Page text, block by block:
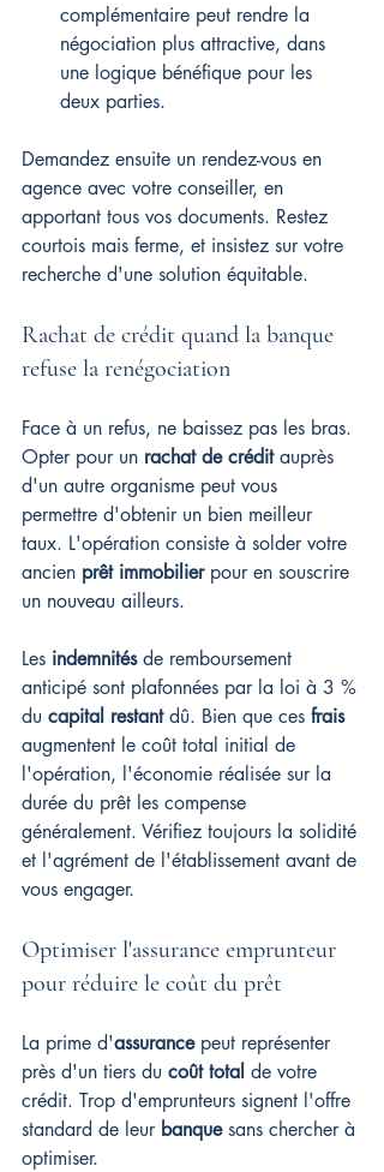
complémentaire peut rendre la
négociation plus attractive, dans
une logique bénéfique pour les
deux parties.
Demandez ensuite un rendez-vous en
agence avec votre conseiller, en
apportant tous vos documents. Restez
courtois mais ferme, et insistez sur votre
recherche d'une solution équitable.
Rachat de crédit quand la banque
refuse la renégociation
Face à un refus, ne baissez pas les bras.
Opter pour un rachat de crédit auprès
d'un autre organisme peut vous
permettre d'obtenir un bien meilleur
taux. L'opération consiste à solder votre
ancien prêt immobilier pour en souscrire
un nouveau ailleurs.
Les indemnités de remboursement
anticipé sont plafonnées par la loi à 3 %
du capital restant dû. Bien que ces frais
augmentent le coût total initial de
l'opération, l'économie réalisée sur la
durée du prêt les compense
généralement. Vérifiez toujours la solidité
et l'agrément de l'établissement avant de
vous engager.
Optimiser l'assurance emprunteur
pour réduire le coût du prêt
La prime d'assurance peut représenter
près d'un tiers du coût total de votre
crédit. Trop d'emprunteurs signent l'offre
standard de leur banque sans chercher à
optimiser.